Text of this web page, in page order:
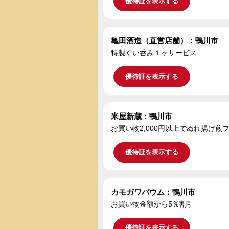
亀田酒造（直営店舗）：鴨川市
特製ぐい呑み１ヶサービス
優待証を表示する
米屋新蔵：鴨川市
お買い物2,000円以上でぬれ揚げ煎
優待証を表示する
カモガワバウム：鴨川市
お買い物金額から5％割引